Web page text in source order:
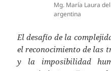
Mg. María Laura
argentina
El desafío de la
el reconocimiento de las
y la imposibilidad